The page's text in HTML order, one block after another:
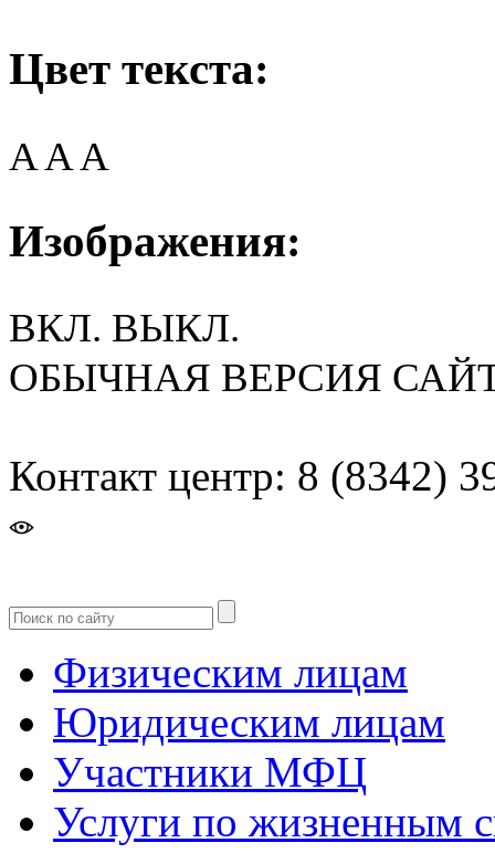
Цвет текста:
AAA
Изображения:
ВКЛ. ВЫКЛ.
ОБЫЧНАЯ ВЕРСИЯ
Контакт центр: 8 (8342)
Физическим лицам
Юридическим лицам
Участники МФЦ
Услуги по жизненным